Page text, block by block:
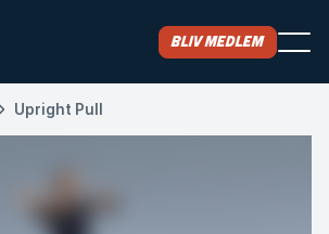
Bliv medlem
Upright Pull